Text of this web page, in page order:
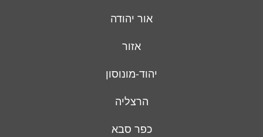
אור יהודה
אזור
יהוד-מונוסון
הרצליה
כפר סבא